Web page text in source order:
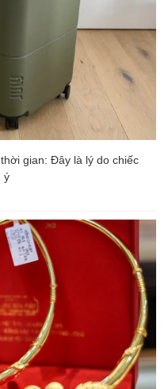
gian: Đây là lý do chiếc
ý